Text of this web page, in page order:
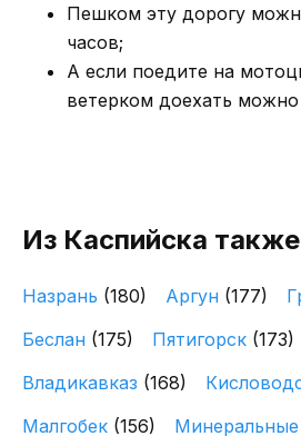
Пешком эту дорогу
часов;
А если поедите на
ветерком доехать можно
Из Каспийска
Назрань (180) Аргун (177)
Беслан (175) Пятигорск (173)
Владикавказ (168)
Малгобек (156)